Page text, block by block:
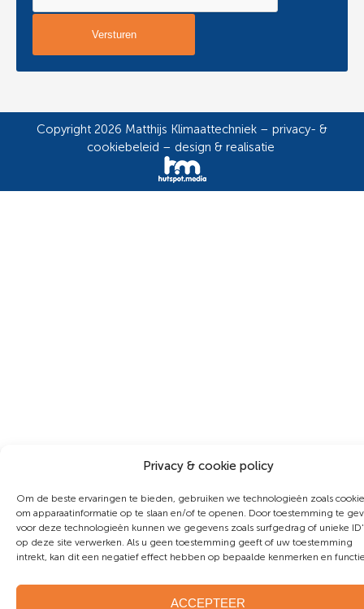
Privacy & cookie policy
Om de beste ervaringen te bieden, gebruiken we technologieën zoals
om apparaatinformatie op te slaan en/of te openen. Door toestemming te
voor deze technologieën kunnen we gegevens zoals surfgedrag of unieke
op deze site verwerken. Als u geen toestemming geeft of uw toestemming
intrekt, kan dit een negatief effect hebben op bepaalde kenmerken en
ACCEPTEER
Copyright 2026 Matthijs Klimaattechniek – privacy- &
cookiebeleid – design & realisatie